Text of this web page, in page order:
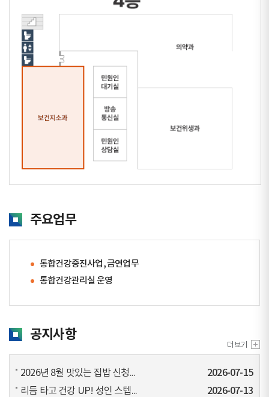
주요업무
통합건강증진사업, 금연업무
통합건강관리실 운영
공지사항
2026년 8월 맛있는 집밥 신청...
2026-07-15
리듬 타고 건강 UP! 성인 스텝...
2026-07-13